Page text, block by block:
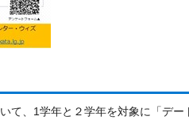
て、1学年と２学年を対象に「デ